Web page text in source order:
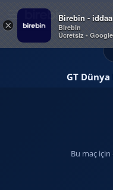
×
Birebin -
Birebin
Ücretsiz -
GT Dünya
Bu maç